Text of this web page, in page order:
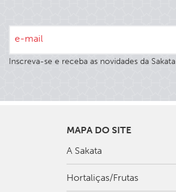
e-mail
Inscreva-se e receba as novidades da Sakata
MAPA DO SITE
A Sakata
Hortaliças/Frutas